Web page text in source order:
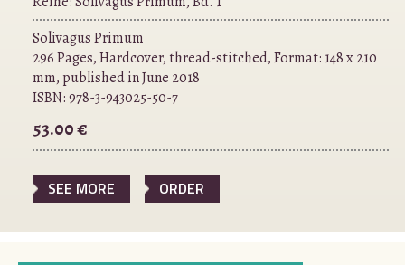
Solivagus Primum
296 Pages, Hardcover, thread-stitched, Format: 148 x 210
mm, published in June 2018
ISBN:978-3-943025-50-7
53.00 €
SEE MORE ORDER